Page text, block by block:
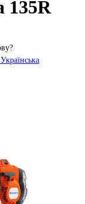
135R
Українська